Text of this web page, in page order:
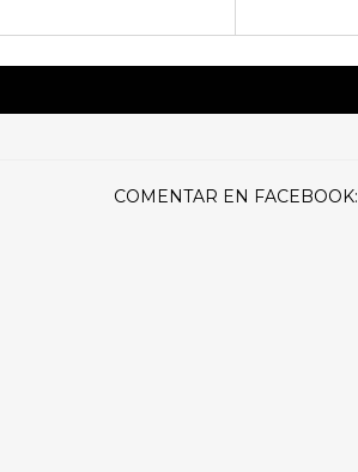
COMENTAR EN FACEBOOK: